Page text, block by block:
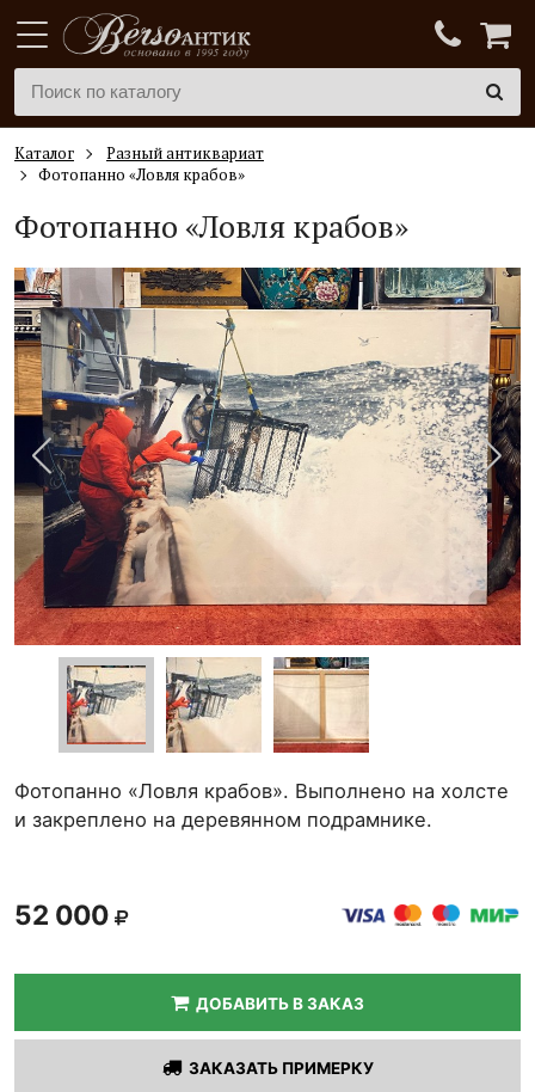
Каталог
Разный антиквариат
Фотопанно «Ловля крабов»
Фотопанно «Ловля крабов»
Фотопанно «Ловля крабов». Выполнено на холсте
и закреплено на деревянном подрамнике.
52 000
ДОБАВИТЬ В ЗАКАЗ
ЗАКАЗАТЬ ПРИМЕРКУ